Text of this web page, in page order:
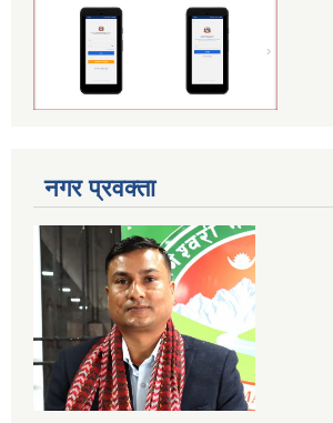
नगर प्रवक्ता